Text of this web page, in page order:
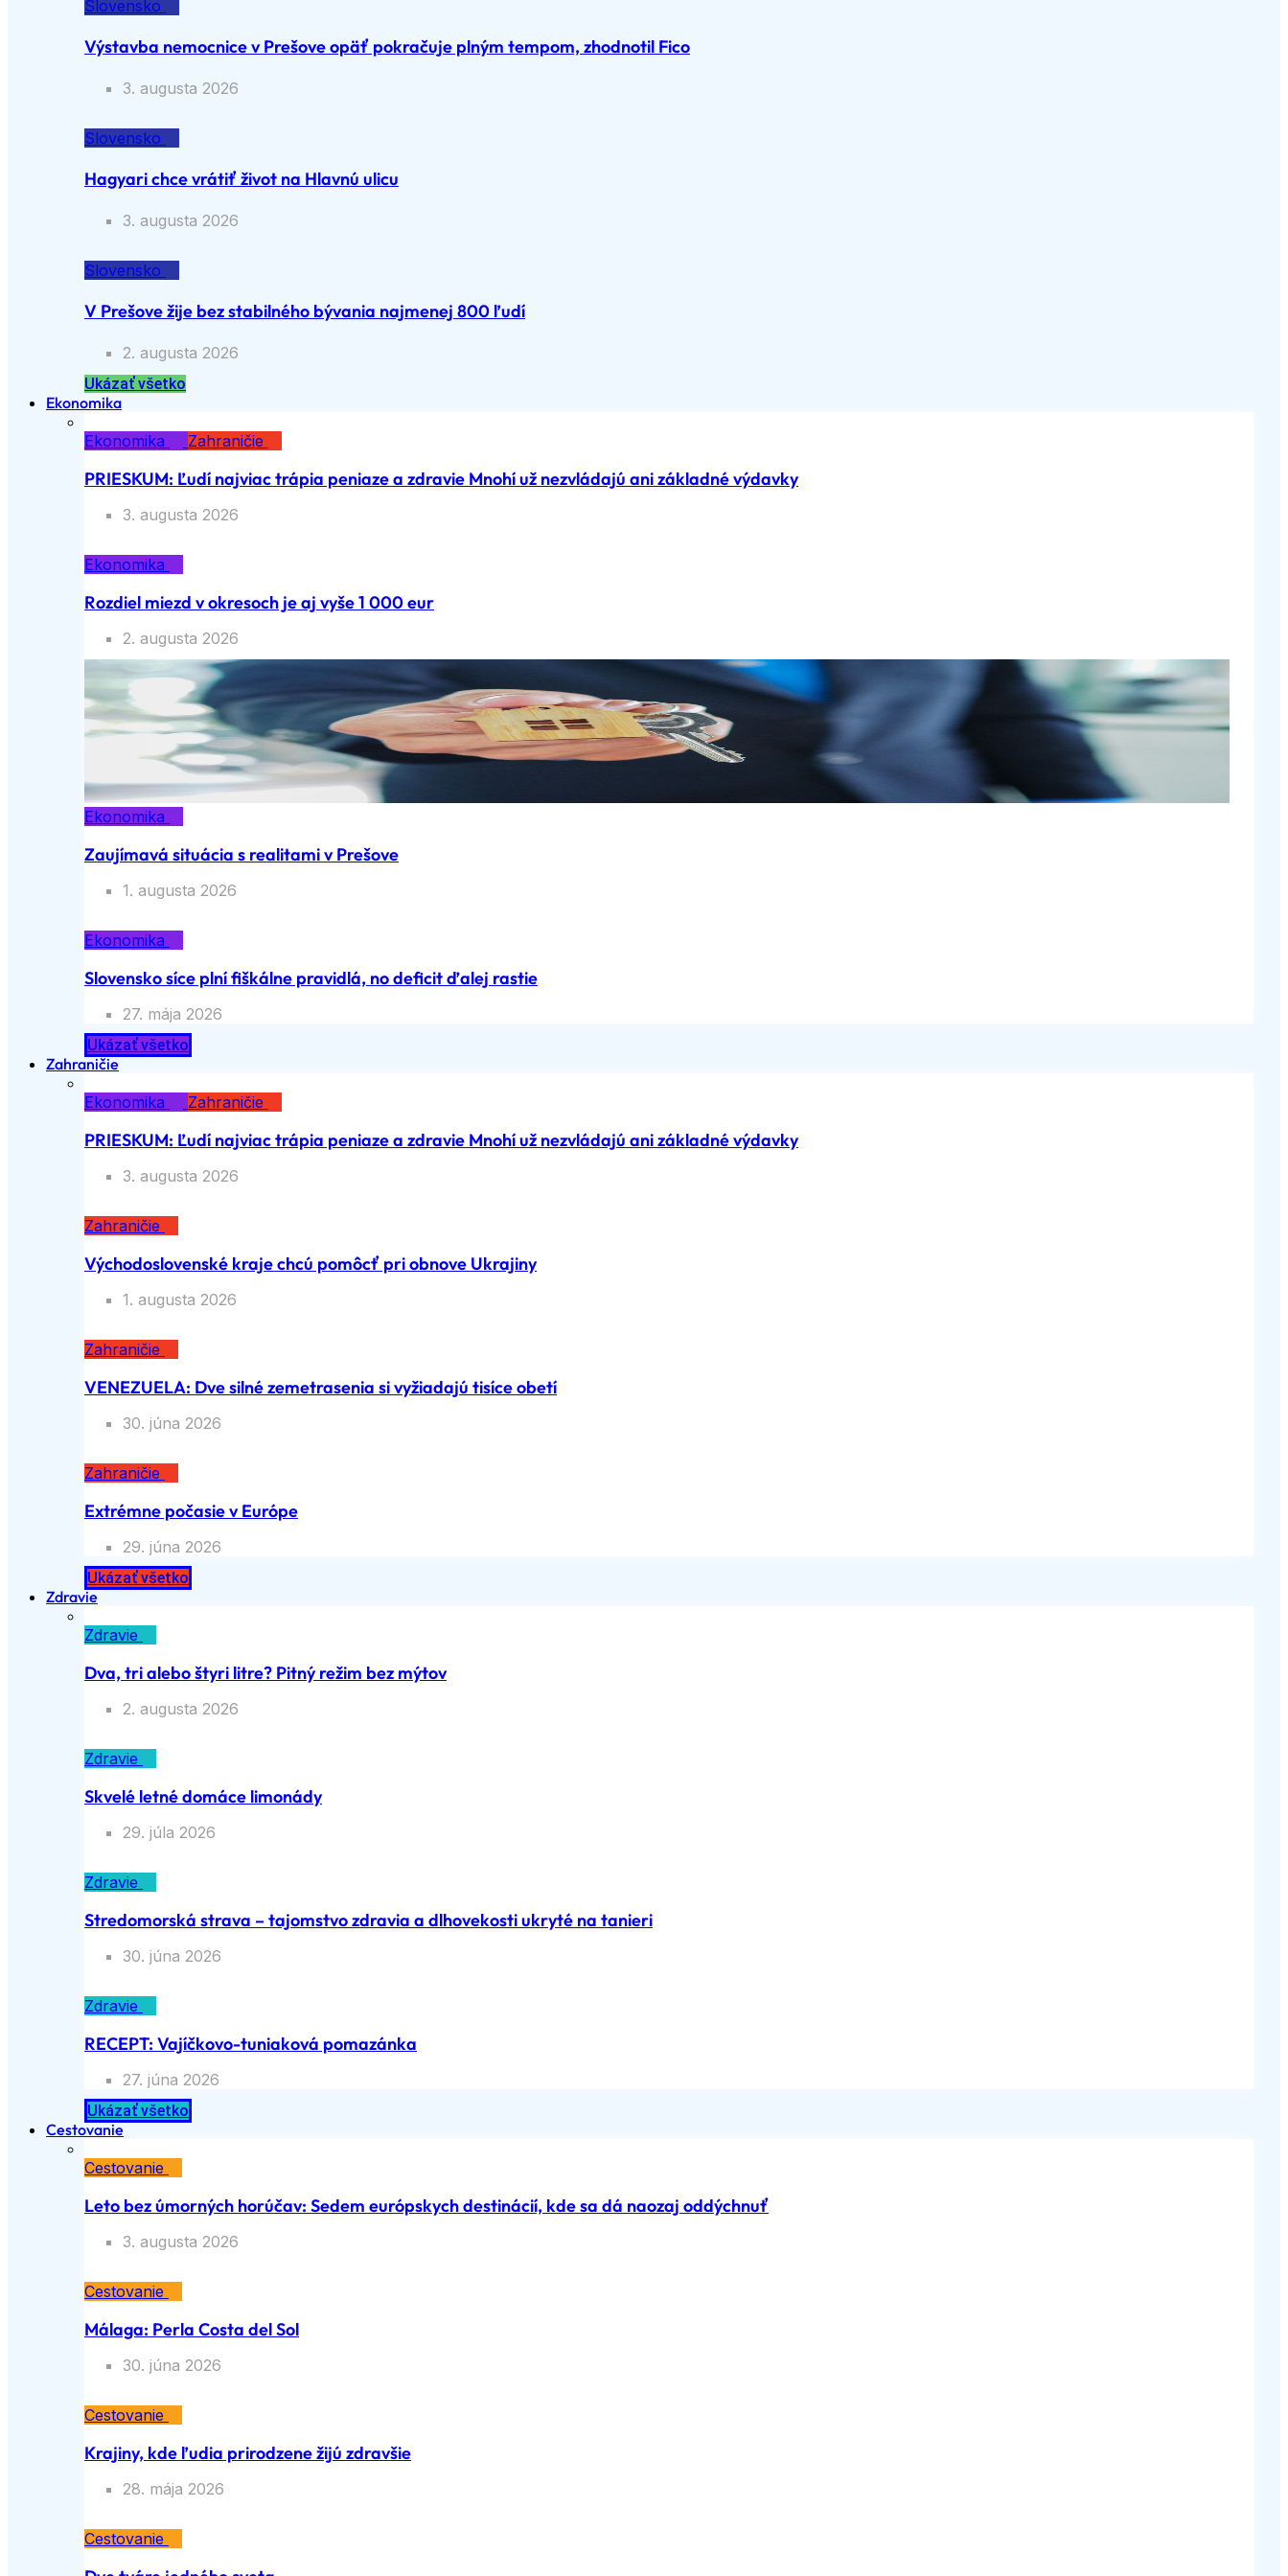
Slovensko
Výstavba nemocnice v Prešove opäť pokračuje plným tempom, zhodnotil Fico
3. augusta 2026
Slovensko
Hagyari chce vrátiť život na Hlavnú ulicu
3. augusta 2026
Slovensko
V Prešove žije bez stabilného bývania najmenej 800 ľudí
2. augusta 2026
Ukázať všetko
Ekonomika
Ekonomika
Zahraničie
PRIESKUM: Ľudí najviac trápia peniaze a zdravie Mnohí už nezvládajú ani základné výdavky
3. augusta 2026
Ekonomika
Rozdiel miezd v okresoch je aj vyše 1 000 eur
2. augusta 2026
Ekonomika
Zaujímavá situácia s realitami v Prešove
1. augusta 2026
Ekonomika
Slovensko síce plní fiškálne pravidlá, no deficit ďalej rastie
27. mája 2026
Ukázať všetko
Zahraničie
Ekonomika
Zahraničie
PRIESKUM: Ľudí najviac trápia peniaze a zdravie Mnohí už nezvládajú ani základné výdavky
3. augusta 2026
Zahraničie
Východoslovenské kraje chcú pomôcť pri obnove Ukrajiny
1. augusta 2026
Zahraničie
VENEZUELA: Dve silné zemetrasenia si vyžiadajú tisíce obetí
30. júna 2026
Zahraničie
Extrémne počasie v Európe
29. júna 2026
Ukázať všetko
Zdravie
Zdravie
Dva, tri alebo štyri litre? Pitný režim bez mýtov
2. augusta 2026
Zdravie
Skvelé letné domáce limonády
29. júla 2026
Zdravie
Stredomorská strava – tajomstvo zdravia a dlhovekosti ukryté na tanieri
30. júna 2026
Zdravie
RECEPT: Vajíčkovo-tuniaková pomazánka
27. júna 2026
Ukázať všetko
Cestovanie
Cestovanie
Leto bez úmorných horúčav: Sedem európskych destinácií, kde sa dá naozaj oddýchnuť
3. augusta 2026
Cestovanie
Málaga: Perla Costa del Sol
30. júna 2026
Cestovanie
Krajiny, kde ľudia prirodzene žijú zdravšie
28. mája 2026
Cestovanie